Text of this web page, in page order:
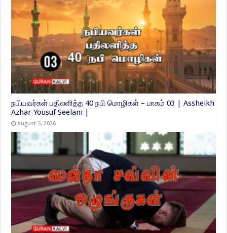
நபியவர்கள் பதிலளித்த 40 நபி மொழிகள் – பாகம் 03 | Assheikh
Azhar Yousuf Seelani |
August 5, 2026